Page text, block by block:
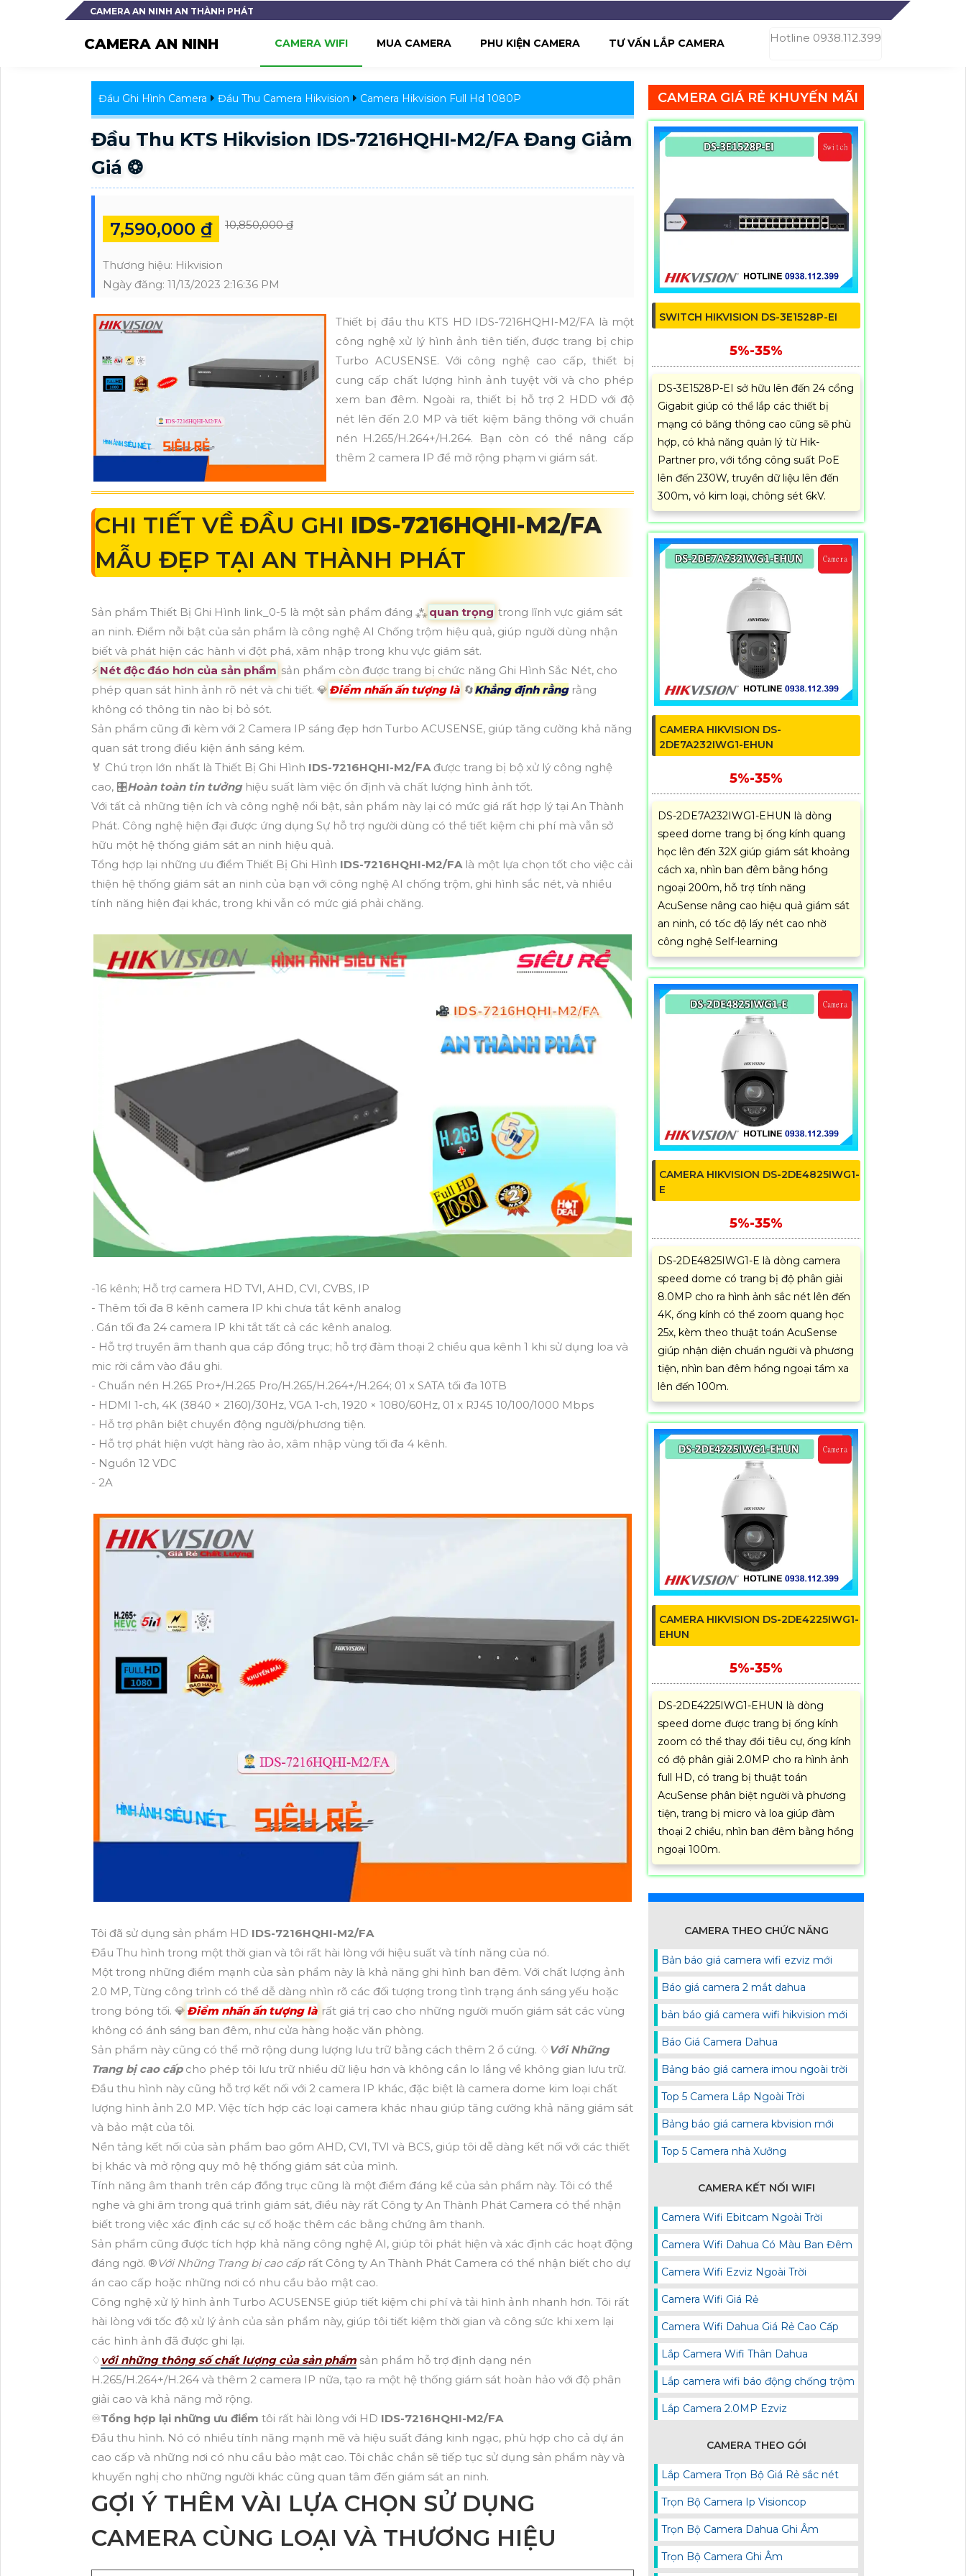
CAMERA AN NINH AN THÀNH PHÁT
CAMERA AN NINH Hotline 0938.112.399
CAMERA WIFI MUA CAMERA PHU KIỆN CAMERA TƯ VẤN LẮP CAMERA
Đầu Ghi Hình Camera Đầu Thu Camera Hikvision Camera Hikvision Full Hd 1080P
Đầu Thu KTS Hikvision IDS-7216HQHI-M2/FA Đang Giảm
Giá ❂
7,590,000 ₫ 10,850,000 ₫
Thương hiệu: Hikvision
Ngày đăng: 11/13/2023 2:16:36 PM
Thiết bị đầu thu KTS HD IDS-7216HQHI-M2/FA là một
công nghệ xử lý hình ảnh tiên tiến, được trang bị chip
Turbo ACUSENSE. Với công nghệ cao cấp, thiết bị
cung cấp chất lượng hình ảnh tuyệt vời và cho phép
xem ban đêm. Ngoài ra, thiết bị hỗ trợ 2 HDD với độ
nét lên đến 2.0 MP và tiết kiệm băng thông với chuẩn
nén H.265/H.264+/H.264. Bạn còn có thể nâng cấp
thêm 2 camera IP để mở rộng phạm vi giám sát.
CHI TIẾT VỀ ĐẦU GHI IDS-7216HQHI-M2/FA
MẪU ĐẸP TẠI AN THÀNH PHÁT
Sản phẩm Thiết Bị Ghi Hình link_0-5 là một sản phẩm đáng ⁂quan trọng trong lĩnh vực giám sát
an ninh. Điểm nỗi bật của sản phẩm là công nghệ AI Chống trộm hiệu quả, giúp người dùng nhận
biết và phát hiện các hành vi đột phá, xâm nhập trong khu vực giám sát.
️⚡ Nét độc đáo hơn của sản phẩm sản phẩm còn được trang bị chức năng Ghi Hình Sắc Nét, cho
phép quan sát hình ảnh rõ nét và chi tiết. 💎 Điểm nhấn ấn tượng là 🔄Khẳng định rằngrằng
không có thông tin nào bị bỏ sót.
Sản phẩm cũng đi kèm với 2 Camera IP sáng đẹp hơn Turbo ACUSENSE, giúp tăng cường khả năng
quan sát trong điều kiện ánh sáng kém.
️🏅 Chú trọn lớn nhất là Thiết Bị Ghi Hình IDS-7216HQHI-M2/FAđược trang bị bộ xử lý công nghệ
cao, 🎛Hoàn toàn tin tưởnghiệu suất làm việc ổn định và chất lượng hình ảnh tốt.
Với tất cả những tiện ích và công nghệ nổi bật, sản phẩm này lại có mức giá rất hợp lý tại An Thành
Phát. Công nghệ hiện đại được ứng dụng Sự hỗ trợ người dùng có thể tiết kiệm chi phí mà vẫn sở
hữu một hệ thống giám sát an ninh hiệu quả.
Tổng hợp lại những ưu điểm Thiết Bị Ghi Hình IDS-7216HQHI-M2/FA là một lựa chọn tốt cho việc cải
thiện hệ thống giám sát an ninh của bạn với công nghệ AI chống trộm, ghi hình sắc nét, và nhiều
tính năng hiện đại khác, trong khi vẫn có mức giá phải chăng.
-16 kênh; Hỗ trợ camera HD TVI, AHD, CVI, CVBS, IP
- Thêm tối đa 8 kênh camera IP khi chưa tắt kênh analog
. Gán tối đa 24 camera IP khi tắt tất cả các kênh analog.
- Hỗ trợ truyền âm thanh qua cáp đồng trục; hỗ trợ đàm thoại 2 chiều qua kênh 1 khi sử dụng loa và
mic rời cắm vào đầu ghi.
- Chuẩn nén H.265 Pro+/H.265 Pro/H.265/H.264+/H.264; 01 x SATA tối đa 10TB
- HDMI 1-ch, 4K (3840 × 2160)/30Hz, VGA 1-ch, 1920 × 1080/60Hz, 01 x RJ45 10/100/1000 Mbps
- Hỗ trợ phân biệt chuyển động người/phương tiện.
- Hỗ trợ phát hiện vượt hàng rào ảo, xâm nhập vùng tối đa 4 kênh.
- Nguồn 12 VDC
- 2A
Tôi đã sử dụng sản phẩm HD IDS-7216HQHI-M2/FA
Đầu Thu hình trong một thời gian và tôi rất hài lòng với hiệu suất và tính năng của nó.
Một trong những điểm mạnh của sản phẩm này là khả năng ghi hình ban đêm. Với chất lượng ảnh
2.0 MP, Từng công trình có thể dễ dàng nhìn rõ các đối tượng trong tình trạng ánh sáng yếu hoặc
trong bóng tối. 💎 Điểm nhấn ấn tượng là rất giá trị cao cho những người muốn giám sát các vùng
không có ánh sáng ban đêm, như cửa hàng hoặc văn phòng.
Sản phẩm này cũng có thể mở rộng dung lượng lưu trữ bằng cách thêm 2 ổ cứng. ♢ Với Những
Trang bị cao cấpcho phép tôi lưu trữ nhiều dữ liệu hơn và không cần lo lắng về không gian lưu trữ.
Đầu thu hình này cũng hỗ trợ kết nối với 2 camera IP khác, đặc biệt là camera dome kim loại chất
lượng hình ảnh 2.0 MP. Việc tích hợp các loại camera khác nhau giúp tăng cường khả năng giám sát
và bảo mật của tôi.
Nền tảng kết nối của sản phẩm bao gồm AHD, CVI, TVI và BCS, giúp tôi dễ dàng kết nối với các thiết
bị khác và mở rộng quy mô hệ thống giám sát của mình.
Tính năng âm thanh trên cáp đồng trục cũng là một điểm đáng kể của sản phẩm này. Tôi có thể
nghe và ghi âm trong quá trình giám sát, điều này rất Công ty An Thành Phát Camera có thể nhận
biết trong việc xác định các sự cố hoặc thêm các bằng chứng âm thanh.
Sản phẩm cũng được tích hợp khả năng công nghệ AI, giúp tôi phát hiện và xác định các hoạt động
đáng ngờ. ®️ Với Những Trang bị cao cấprất Công ty An Thành Phát Camera có thể nhận biết cho dự
án cao cấp hoặc những nơi có nhu cầu bảo mật cao.
Công nghệ xử lý hình ảnh Turbo ACUSENSE giúp tiết kiệm chi phí và tải hình ảnh nhanh hơn. Tôi rất
hài lòng với tốc độ xử lý ảnh của sản phẩm này, giúp tôi tiết kiệm thời gian và công sức khi xem lại
các hình ảnh đã được ghi lại.
♢ với những thông số chất lượng của sản phẩm sản phẩm hỗ trợ định dạng nén
H.265/H.264+/H.264 và thêm 2 camera IP nữa, tạo ra một hệ thống giám sát hoàn hảo với độ phân
giải cao và khả năng mở rộng.
♾Tổng hợp lại những ưu điểm tôi rất hài lòng với HD IDS-7216HQHI-M2/FA
Đầu thu hình. Nó có nhiều tính năng mạnh mẽ và hiệu suất đáng kinh ngạc, phù hợp cho cả dự án
cao cấp và những nơi có nhu cầu bảo mật cao. Tôi chắc chắn sẽ tiếp tục sử dụng sản phẩm này và
khuyến nghị cho những người khác cũng quan tâm đến giám sát an ninh.
GỢI Ý THÊM VÀI LỰA CHỌN SỬ DỤNG
CAMERA CÙNG LOẠI VÀ THƯƠNG HIỆU
CAMERA GIÁ RẺ KHUYẾN MÃI
SWITCH HIKVISION DS-3E1528P-EI
5%-35%
DS-3E1528P-EI sở hữu lên đến 24 cổng
Gigabit giúp có thể lắp các thiết bị
mạng có băng thông cao cũng sẽ phù
hợp, có khả năng quản lý từ Hik-
Partner pro, với tổng công suất PoE
lên đến 230W, truyền dữ liệu lên đến
300m, vỏ kim loại, chông sét 6kV.
CAMERA HIKVISION DS-
2DE7A232IWG1-EHUN
5%-35%
DS-2DE7A232IWG1-EHUN là dòng
speed dome trang bị ống kính quang
học lên đến 32X giúp giám sát khoảng
cách xa, nhìn ban đêm bằng hồng
ngoại 200m, hỗ trợ tính năng
AcuSense nâng cao hiệu quả giám sát
an ninh, có tốc độ lấy nét cao nhờ
công nghệ Self-learning
CAMERA HIKVISION DS-2DE4825IWG1-
E
5%-35%
DS-2DE4825IWG1-E là dòng camera
speed dome có trang bị độ phân giải
8.0MP cho ra hình ảnh sắc nét lên đến
4K, ống kính có thể zoom quang học
25x, kèm theo thuật toán AcuSense
giúp nhận diện chuẩn người và phương
tiện, nhìn ban đêm hồng ngoại tầm xa
lên đến 100m.
CAMERA HIKVISION DS-2DE4225IWG1-
EHUN
5%-35%
DS-2DE4225IWG1-EHUN là dòng
speed dome được trang bị ống kính
zoom có thể thay đổi tiêu cự, ống kính
có độ phân giải 2.0MP cho ra hình ảnh
full HD, có trang bị thuật toán
AcuSense phân biệt người và phương
tiện, trang bị micro và loa giúp đàm
thoại 2 chiều, nhìn ban đêm bằng hồng
ngoại 100m.
CAMERA THEO CHỨC NĂNG
Bản báo giá camera wifi ezviz mới
Báo giá camera 2 mắt dahua
bản báo giá camera wifi hikvision mới
Báo Giá Camera Dahua
Bảng báo giá camera imou ngoài trời
Top 5 Camera Lắp Ngoài Trời
Bảng báo giá camera kbvision mới
Top 5 Camera nhà Xưởng
CAMERA KẾT NỐI WIFI
Camera Wifi Ebitcam Ngoài Trời
Camera Wifi Dahua Có Màu Ban Đêm
Camera Wifi Ezviz Ngoài Trời
Camera Wifi Giá Rẻ
Camera Wifi Dahua Giá Rẻ Cao Cấp
Lắp Camera Wifi Thân Dahua
Lắp camera wifi báo động chống trộm
Lắp Camera 2.0MP Ezviz
CAMERA THEO GÓI
Lắp Camera Trọn Bộ Giá Rẻ sắc nét
Trọn Bộ Camera Ip Visioncop
Trọn Bộ Camera Dahua Ghi Âm
Trọn Bộ Camera Ghi Âm